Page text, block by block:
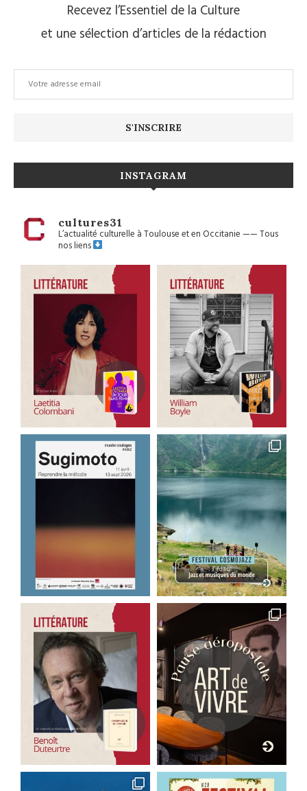
Recevez l’Essentiel de la Culture
et une sélection d’articles de la rédaction
INSTAGRAM
cultures31
L’actualité culturelle à Toulouse et en Occitanie——Tous
nos liens